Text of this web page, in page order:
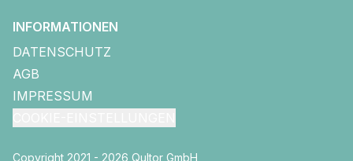
INFORMATIONEN
DATENSCHUTZ
AGB
IMPRESSUM
Copyright 2021 - 2026 Qultor GmbH